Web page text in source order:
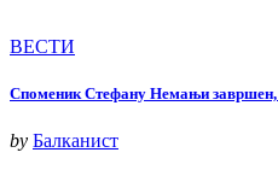
ВЕСТИ
Споменик Стефану Немањи завршен,
by Балканист